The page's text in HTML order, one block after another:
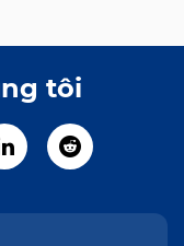
tôi